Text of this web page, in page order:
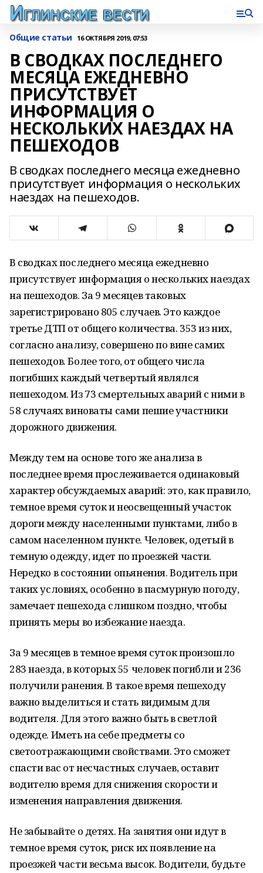
Общие статьи 16 ОКТЯБРЯ 2019, 07:53
В СВОДКАХ ПОСЛЕДНЕГО
МЕСЯЦА ЕЖЕДНЕВНО
ПРИСУТСТВУЕТ
ИНФОРМАЦИЯ О
НЕСКОЛЬКИХ НАЕЗДАХ НА
ПЕШЕХОДОВ
В сводках последнего месяца ежедневно
присутствует информация о нескольких
наездах на пешеходов.
В сводках последнего месяца ежедневно
присутствует информация о нескольких наездах
на пешеходов. За 9 месяцев таковых
зарегистрировано 805 случаев. Это каждое
третье ДТП от общего количества. 353 из них,
согласно анализу, совершено по вине самих
пешеходов. Более того, от общего числа
погибших каждый четвертый являлся
пешеходом. Из 73 смертельных аварий с ними в
58 случаях виноваты сами пешие участники
дорожного движения.
Между тем на основе того же анализа в
последнее время прослеживается одинаковый
характер обсуждаемых аварий: это, как правило,
темное время суток и неосвещенный участок
дороги между населенными пунктами, либо в
самом населенном пункте. Человек, одетый в
темную одежду, идет по проезжей части.
Нередко в состоянии опьянения. Водитель при
таких условиях, особенно в пасмурную погоду,
замечает пешехода слишком поздно, чтобы
принять меры во избежание наезда.
За 9 месяцев в темное время суток произошло
283 наезда, в которых 55 человек погибли и 236
получили ранения. В такое время пешеходу
важно выделиться и стать видимым для
водителя. Для этого важно быть в светлой
одежде. Иметь на себе предметы со
светоотражающими свойствами. Это сможет
спасти вас от несчастных случаев, оставит
водителю время для снижения скорости и
изменения направления движения.
Не забывайте о детях. На занятия они идут в
темное время суток, риск их появление на
проезжей части весьма высок. Водители, будьте